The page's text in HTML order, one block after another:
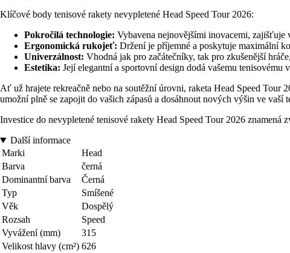
Klíčové body tenisové rakety nevypletené Head Speed Tour 2026:
Pokročilá technologie: Vybavena nejnovějšími inovacemi,
Ergonomická rukojeť: Držení je příjemné a poskytuje maximální
Univerzálnost: Vhodná jak pro začátečníky, tak pro zkušenější
Estetika: Její elegantní a sportovní design dodá vašemu tenisovému
Ať už hrajete rekreačně nebo na soutěžní úrovni, raketa Head Speed
umožní plně se zapojit do vašich zápasů a dosáhnout nových výšin ve vaší
Investice do nevypletené tenisové rakety Head Speed Tour 2026
Další informace
Marki
Head
Barva
černá
Dominantní barva
Černá
Typ
Smíšené
Věk
Dospělý
Rozsah
Speed
Vyvážení (mm)
315
Velikost hlavy (cm²) 626